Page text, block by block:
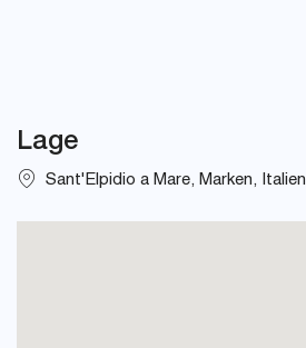
Lage
Sant'Elpidio a Mare, Marken, Italien